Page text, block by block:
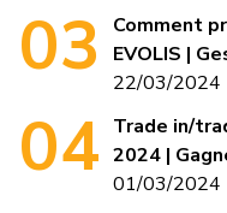
Comment
EVOLIS |
22/03/2024
Trade in/
2024 |
01/03/2024